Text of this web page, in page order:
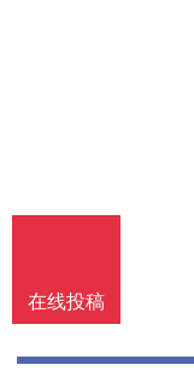
在线投稿